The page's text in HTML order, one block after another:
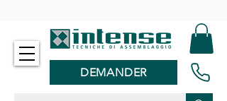
DEMANDER